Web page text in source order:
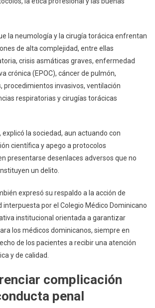
la neumología y la cirugía torácica enfrentan
de alta complejidad, entre ellas
crisis asmáticas graves, enfermedad
crónica (EPOC), cáncer de pulmón,
procedimientos invasivos, ventilación
respiratorias y cirugías torácicas
explicó la sociedad, aun actuando con
científica y apego a protocolos
presentarse desenlaces adversos que no
un delito.
expresó su respaldo a la acción de
por el Colegio Médico Dominicano
institucional orientada a garantizar
los médicos dominicanos, siempre en
de los pacientes a recibir una atención
y de calidad.
complicación
penal